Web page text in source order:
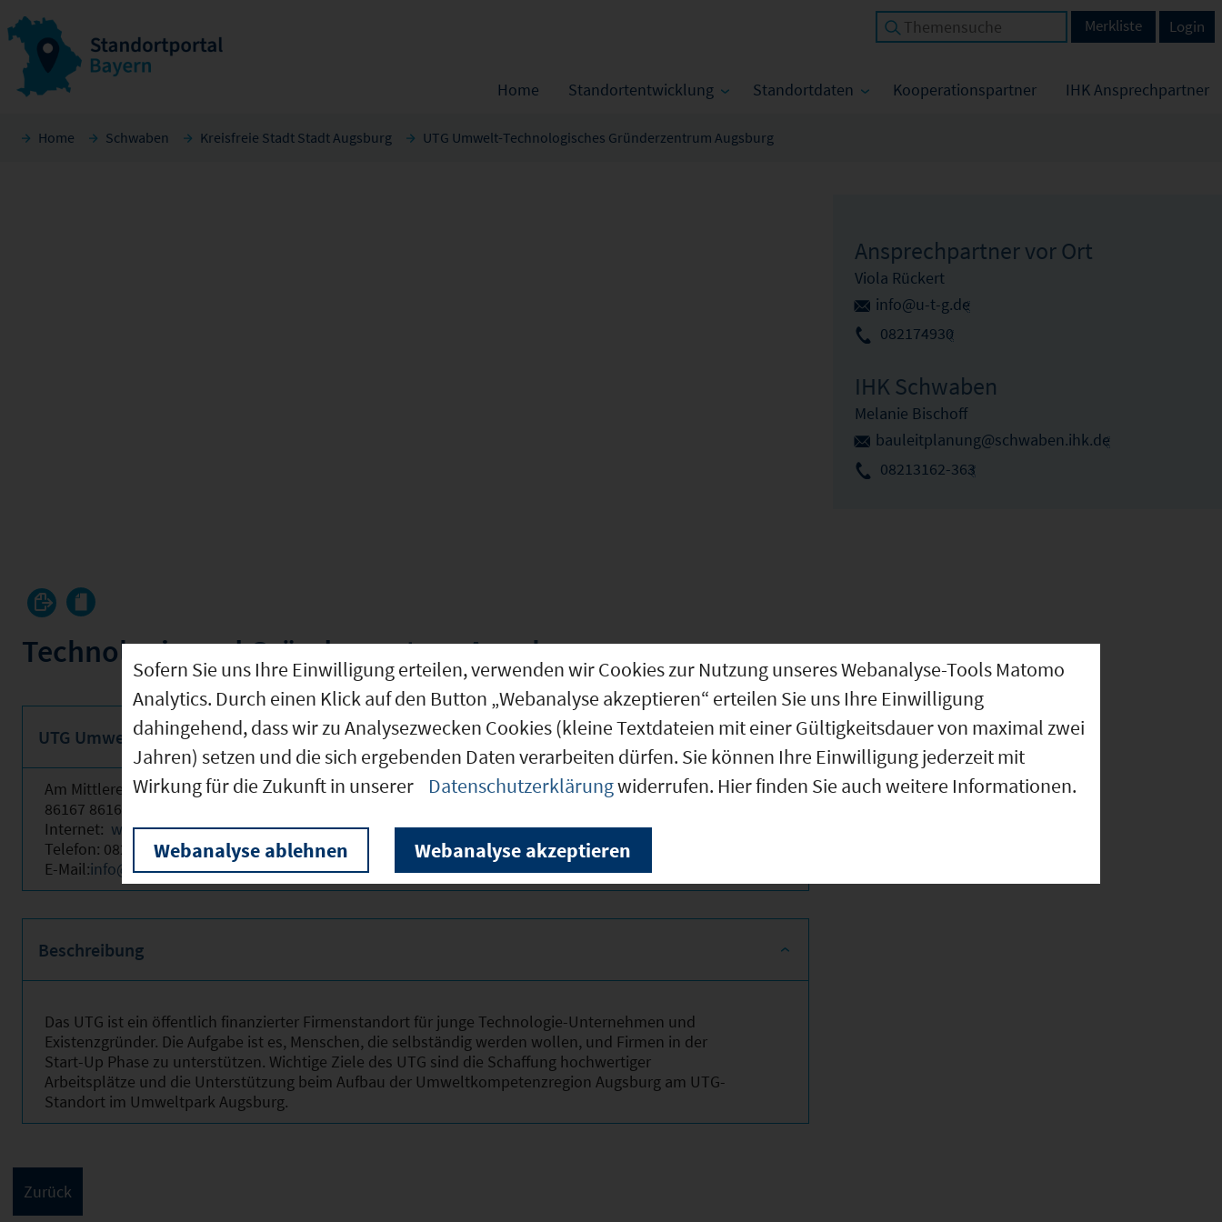
Home Standortentwicklung Standortdaten Kooperationspartner IHK Ansprechpartner
Login
Merkliste
Home Schwaben Kreisfreie Stadt Stadt Augsburg UTG Umwelt-Technologisches Gründerzentrum Augsburg
Technologie und GründerzentrenAugsburg
UTG Umwelt-Technologisches Gründerzentrum Augsburg (09761000)
Am Mittleren Moos 48
86167 86167
Internet: www.u-t-g.de
Telefon: 0821/7493-0
E-Mail:info@u-t-g.de
Beschreibung
Das UTG ist ein öffentlich finanzierter Firmenstandort für junge Technologie-Unternehmen und
Existenzgründer. Die Aufgabe ist es, Menschen, die selbständig werden wollen, und Firmen in der
Start-Up Phase zu unterstützen. Wichtige Ziele des UTG sind die Schaffung hochwertiger
Arbeitsplätze und die Unterstützung beim Aufbau der Umweltkompetenzregion Augsburg am UTG-
Standort im Umweltpark Augsburg.
Ansprechpartner vor Ort
Viola Rückert
info@u-t-g.de
082174930
IHK Schwaben
Melanie Bischoff
bauleitplanung@schwaben.ihk.de
08213162-363
Sofern Sie uns Ihre Einwilligung erteilen, verwenden wir Cookies zur Nutzung unseres Webanalyse-Tools Matomo
Analytics. Durch einen Klick auf den Button „Webanalyse akzeptieren“ erteilen Sie uns Ihre Einwilligung
dahingehend, dass wir zu Analysezwecken Cookies (kleine Textdateien mit einer Gültigkeitsdauer von maximal zwei
Jahren) setzen und die sich ergebenden Daten verarbeiten dürfen. Sie können Ihre Einwilligung jederzeit mit
Wirkung für die Zukunft in unserer
Datenschutzerklärungwiderrufen. Hier finden Sie auch weitere Informationen.
Webanalyse ablehnen Webanalyse akzeptieren